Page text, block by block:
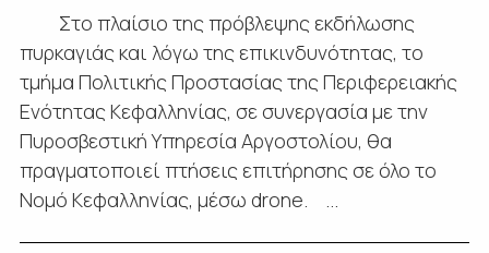
Στο πλαίσιο της πρόβλεψης εκδήλωσης
πυρκαγιάς και λόγω της επικινδυνότητας, το
τμήμα Πολιτικής Προστασίας της Περιφερειακής
Ενότητας Κεφαλληνίας, σε συνεργασία με την
Πυροσβεστική Υπηρεσία Αργοστολίου, θα
πραγματοποιεί πτήσεις επιτήρησης σε όλο το
Νομό Κεφαλληνίας, μέσω drone. ...